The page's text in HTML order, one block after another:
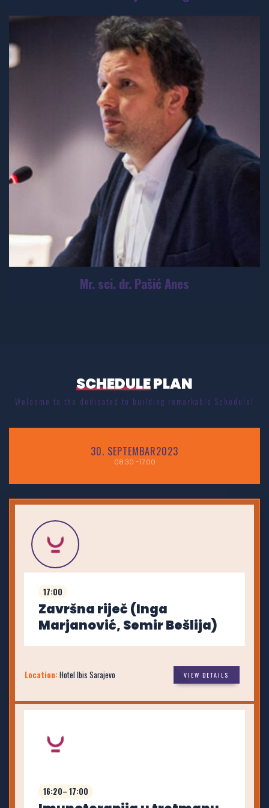
Mr. sci. dr. Pašić Anes
SCHEDULEPLAN
Welcome to the dedicated to building remarkable Schedule!
30. SEPTEMBAR2023
08:30 -17:00
17:00
Završna riječ (Inga
Marjanović, Semir Bešlija)
VIEW DETAILS
Location: Hotel Ibis Sarajevo
16:20– 17:00